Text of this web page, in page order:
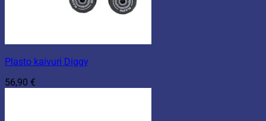
Plasto kaivuri Diggy
56,90 €